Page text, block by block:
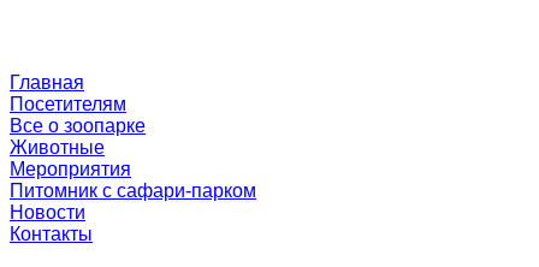
Главная
Посетителям
Все о зоопарке
Животные
Мероприятия
Питомник с сафари-парком
Новости
Контакты